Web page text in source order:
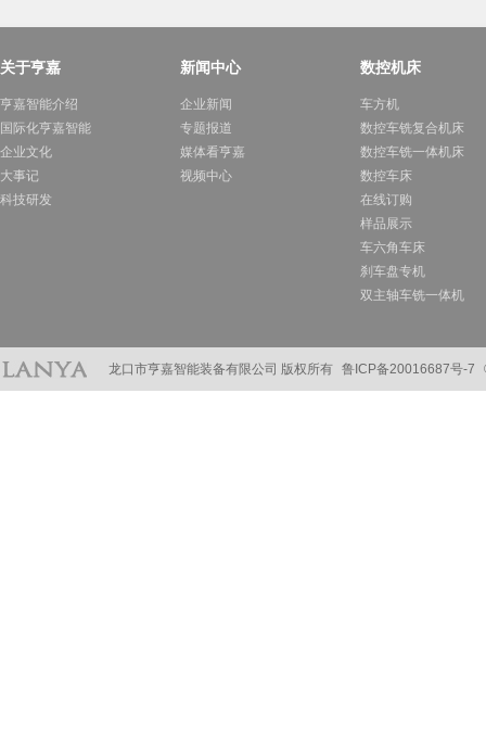
关于亨嘉
亨嘉智能介绍
国际化亨嘉智能
企业文化
大事记
科技研发
新闻中心
企业新闻
专题报道
媒体看亨嘉
视频中心
数控机床
车方机
数控车铣复合机床
数控车铣一体机床
数控车床
在线订购
样品展示
车六角车床
刹车盘专机
双主轴车铣一体机
龙口市亨嘉智能装备有限公司 版权所有 鲁ICP备20016687号-7